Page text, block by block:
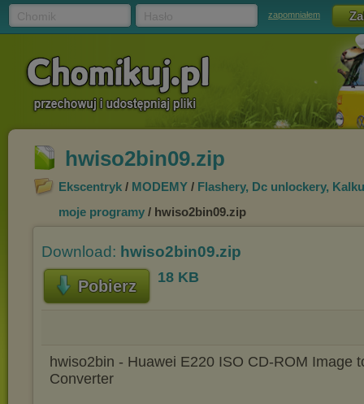
zapomniałem
hwiso2bin09.zip
Ekscentryk / MODEMY / Flashery, Dc unlockery,
moje programy / hwiso2bin09.zip
Download: hwiso2bin09.zip
Pobierz 18 KB
hwiso2bin - Huawei E220 ISO CD-ROM Image
Converter